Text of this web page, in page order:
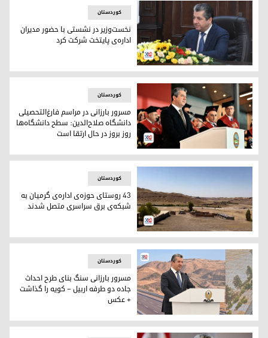
مسرور بارزانی نخست‌وزیر اقلیم کوردستان با استاندار و مدیران
کوردستان
نخست‌وزیر در نشستی با حضور مدیران
اداره‌ی پایتخت شرکت کرد
مسرور بارزانی، نخست‌وزیر اقلیم کوردستان
کوردستان
مسرور بارزانی در مراسم فارغ‌التحصیلی
دانشگاه صلاح‌الدین: سطح دانشگاه‌ها
روز بروز در حال ارتقا است
۴۳ روستای حوزه‌ی اداره‌ی گرمیان به شبکه‌ی برق سراسری متصل شدند
کوردستان
۴۳ روستای حوزه‌ی اداره‌ی گرمیان به
شبکه‌ی برق سراسری متصل شدند
مسرور بارزانی، نخست‌وزیر اقلیم کوردستان
کوردستان
مسرور بارزانی سنگ بنای طرح احداث
جاده دو طرفه اربیل – کویه را گذاشت
+ عکس